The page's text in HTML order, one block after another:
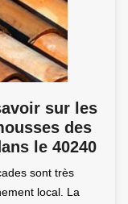
sur les
des
le 40240
sont très
local. La